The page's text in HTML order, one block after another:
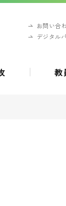
お問い合
デジタル
教